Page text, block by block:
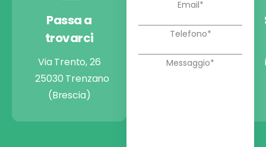
Passa a
trovarci
Via Trento, 26
25030 Trenzano
(Brescia)